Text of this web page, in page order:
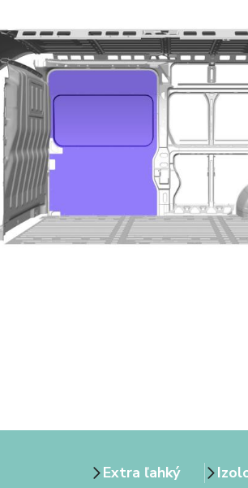
Extra ľahký